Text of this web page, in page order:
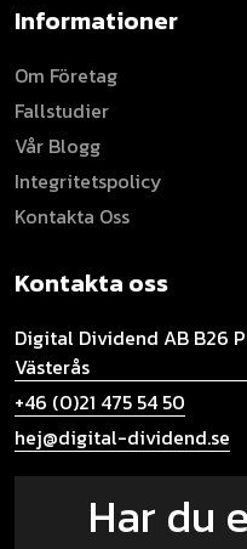
Informationer
Om Företag
Fallstudier
Vår Blogg
Integritetspolicy
Kontakta Oss
Kontakta oss
Digital Dividend AB B26
Västerås
+46 (0)21 475 54 50
hej@digital-dividend.se
Har du